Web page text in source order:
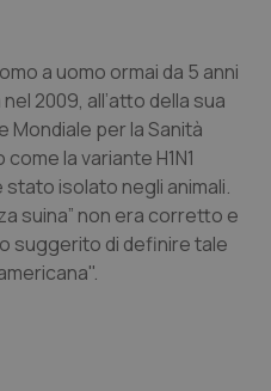
Trento
Ulcerosa
neurodegenerative
a uomo ormai da 5 anni
2009, all’atto della sua
Mondiale per la Sanità
la variante H1N1
isolato negli animali.
suina” non era corretto e
suggerito di definire tale